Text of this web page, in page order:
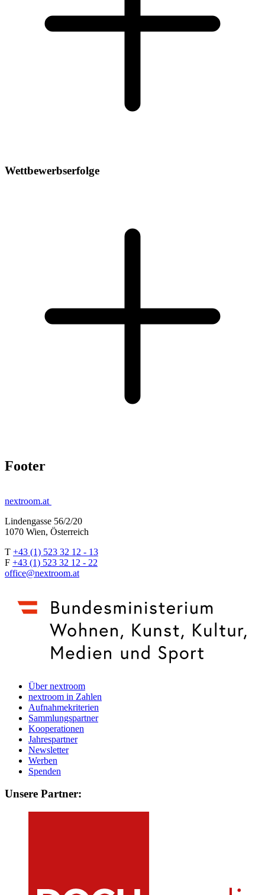
Wettbewerbserfolge
Footer
nextroom.at
Lindengasse 56/2/20
1070 Wien, Österreich
T +43 (1) 523 32 12 - 13
F +43 (1) 523 32 12 - 22
office@nextroom.at
Über nextroom
nextroom in Zahlen
Aufnahmekriterien
Sammlungspartner
Kooperationen
Jahrespartner
Newsletter
Werben
Spenden
Unsere Partner: